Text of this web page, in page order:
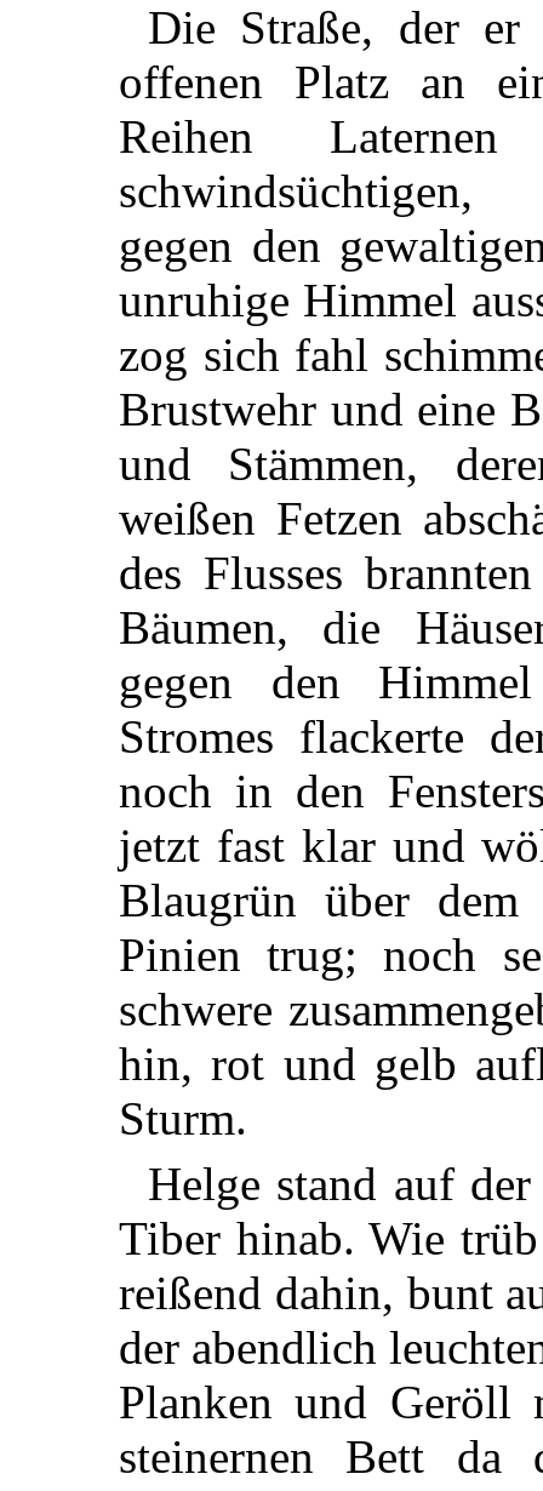
Die Straße, der er
offenen Platz an
Reihen
gegen den
unruhige Himmel
zog sich fahl
Brustwehr und eine
und Stämmen,
weißen Fetzen
des Flusses
Bäumen, die
gegen den
Stromes flackerte
noch in den
jetzt fast klar und
Blaugrün über
Pinien trug; noch
schwere
hin, rot und gelb
Sturm.
Helge stand auf
Tiber hinab. Wie
reißend dahin, bunt
der abendlich
Planken und Geröll
steinernen Bett da